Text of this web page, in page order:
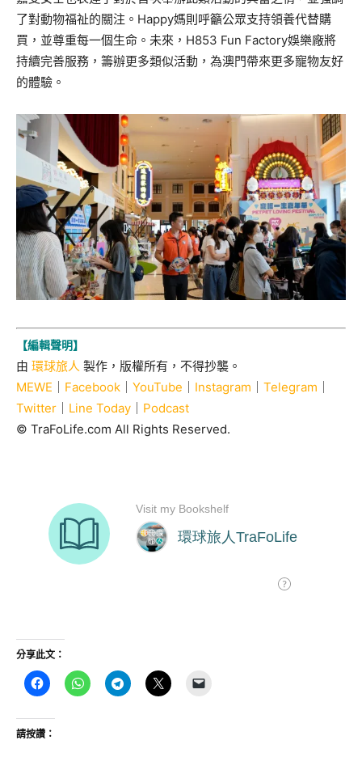
了對動物福祉的關注。Happy媽則呼籲公眾支持領養代替購
買，並尊重每一個生命。未來，H853 Fun Factory娛樂廠將
持續完善服務，籌辦更多類似活動，為澳門帶來更多寵物友好
的體驗。
【編輯聲明】
由 環球旅人 製作，版權所有，不得抄襲。
MEWE
Facebook YouTube Instagram Telegram
Twitter
Line Today
Podcast
© TraFoLife.com All Rights Reserved.
分享此文：
請按讚：